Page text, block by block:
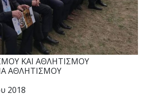
ΚΑΙ ΑΘΛΗΤΙΣΜΟΥ
ΑΘΛΗΤΙΣΜΟΥ
2018